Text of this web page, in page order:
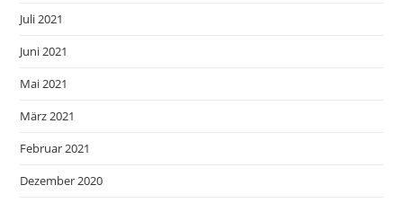
Juli 2021
Juni 2021
Mai 2021
März 2021
Februar 2021
Dezember 2020